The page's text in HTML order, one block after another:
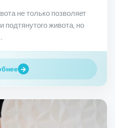
не только позволяет
подтянутого живота, но